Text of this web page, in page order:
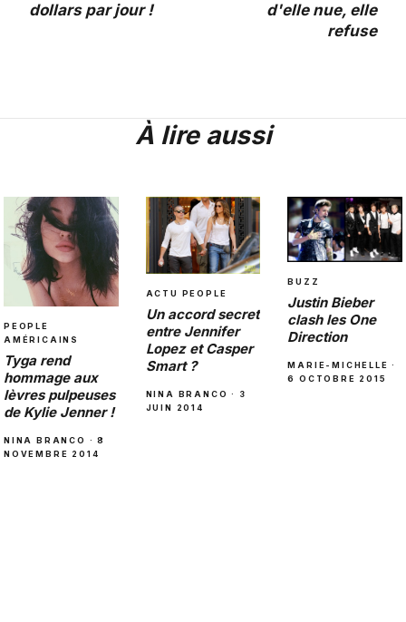
dollars par jour !
d'elle nue, elle
refuse
À lire aussi
PEOPLE
AMÉRICAINS
Tyga rend
hommage aux
lèvres pulpeuses
de Kylie Jenner !
NINA BRANCO · 8
NOVEMBRE 2014
ACTU PEOPLE
Un accord secret
entre Jennifer
Lopez et Casper
Smart ?
NINA BRANCO · 3
JUIN 2014
BUZZ
Justin Bieber
clash les One
Direction
MARIE-MICHELLE ·
6 OCTOBRE 2015